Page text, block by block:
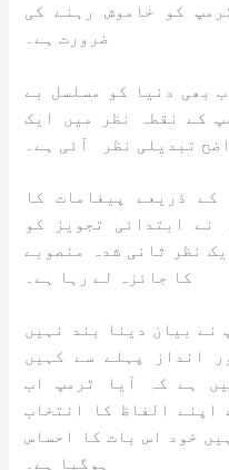
کو خاموش رہنے کی
ضرورت ہے۔
بھی دنیا کو مسلسل بے
کے نقطہ نظر میں ایک
کے ذریعے پیغامات کا
ابتدائی تجویز کو
نظر ثانی شدہ منصوبے
کا جائزہ لے رہا ہے۔
نے بیان دینا بند نہیں
انداز پہلے سے کہیں
ہے کہ آیا ٹرمپ اب
اپنے الفاظ کا انتخاب
خود اس بات کا احساس